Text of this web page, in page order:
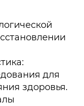
для
здоровья.